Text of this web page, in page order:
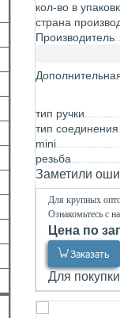
кол-во в
страна
Производитель
тип ручки
тип соединения
mini
резьба
Заметили
Для крупных
Ознакомьтесь с
Цена по
Заказать
Для